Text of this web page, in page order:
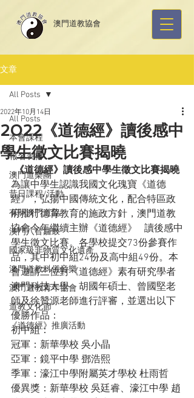
​澳門道教協會
文章
All Posts
本會課程
報名表格
澳門道樂團
昔日課程/活動
有關澳門道協
澳門八音鑼鼓
國家級非物質文化遺產
澳門道教科儀音樂
澳門道教青年協會
道教文化節
《道德經》推廣活動
All Posts
2022《道德經》讀後感中
學生徵文比賽揭曉
2022年10月14日
《道德經》讀後感中學生徵文比賽揭曉
為讓中學生認識我國文化瑰寶《道德
經》，弘揚中國傳統文化，配合特區政
府推行德育教育的施政方針，澳門道教
協會今年繼續主辦《道德經》   讀後感中
學生徵文比賽。各學校提交73份參賽作
品，其中初中組24份及高中組49份。本
會邀請三位對《道德經》素有研究學者
澳門科技大學    胡國年碩士、曾國堅老
師及徐贊源老師進行評審，並選出以下
優勝作品：
初中組：
冠軍：新華學校 吳小晶
亞軍：鏡平中學 鄧浩熙
季軍：濠江中學附屬英才學校 杜雨哲
優異獎：新華學校 吳廷睿、濠江中學 趙